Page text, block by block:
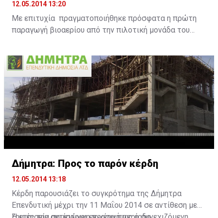
12.05.2014 13:20
Με επιτυχία πραγματοποιήθηκε πρόσφατα η πρώτη
παραγωγή βιοαερίου από την πιλοτική μονάδα του
διαχείρισης ληγμένων γαλακτοκομικών προϊόντων
στην εξειδικευμένη μονάδα της ANIMALIA GENETICS
στο χωριό Μαρκί. Το σημαντικό αυτό περιβαλλοντικό
έργο υλοποιείται στο πλαίσιο του Ευρωπαϊκού
προγράμματος LIFE+ DAIRIUS με τίτλο «Αειφόρος
διαχείριση ληγμένων γαλακτοκομικών προϊόντων με
σκοπό τη βελτιστοποίηση της ενεργειακής
εκμετάλλευσής τους στην Κύπρο» με την στήριξη της
ΧΑΡΑΛΑΜΠΙΔΗΣ ΚΡΙΣΤΗΣ.
Το πρόγραμμα επιδιώκει στην ανάπτυξη μιας βιώσιμης
λύσης για την ολοκληρωμένη εκμετάλλευση των
ληγμένων γαλακτοκομικών προϊόντων (ΛΓΠ) σε
υφιστάμενες κεντρικές μονάδες αναερόβιας
Δήμητρα: Προς το παρόν κέρδη
12.05.2014 13:18
Κέρδη παρουσιάζει το συγκρότημα της Δήμητρα
Επενδυτική μέχρι την 11 Μαΐου 2014 σε αντίθεση με